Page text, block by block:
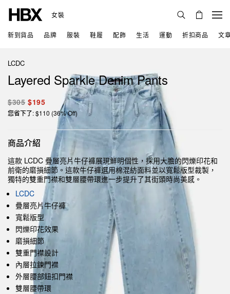
女裝
新到貨品 品牌 服裝 鞋履 配飾 生活 運動 折扣商品 文
LCDC
Layered Sparkle Denim Pants
$305 $195
您省下了: $110 (36% Off)
商品介紹
這款 LCDC 疊層亮片牛仔褲展現鮮明個性，採用大膽的閃爍印花和
前衛的磨損細節。這款牛仔褲選用棉混紡面料並以寬鬆版型裁製，
獨特的雙重門襟和雙層腰帶環進一步提升了其街頭時尚美感。
LCDC
疊層亮片牛仔褲
寬鬆版型
閃爍印花效果
磨損細節
雙重門襟設計
內層拉鍊門襟
外層腰部鈕扣門襟
雙層腰帶環